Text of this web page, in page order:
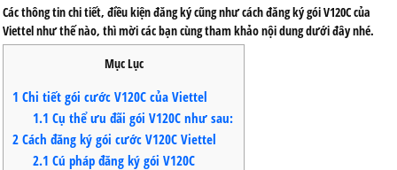
Các thông tin chi tiết, điều kiện đăng ký cũng như cách đăng ký gói V120C của
Viettel như thế nào, thì mời các bạn cùng tham khảo nội dung dưới đây nhé.
Mục Lục
1 Chi tiết gói cước V120C của Viettel
1.1 Cụ thể ưu đãi gói V120C như sau:
2 Cách đăng ký gói cước V120C Viettel
2.1 Cú pháp đăng ký gói V120C